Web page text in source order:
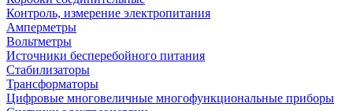
Контроль, измерение электропитания
Амперметры
Вольтметры
Источники бесперебойного питания
Стабилизаторы
Трансформаторы
Цифровые многовеличные многофункциональные приборы